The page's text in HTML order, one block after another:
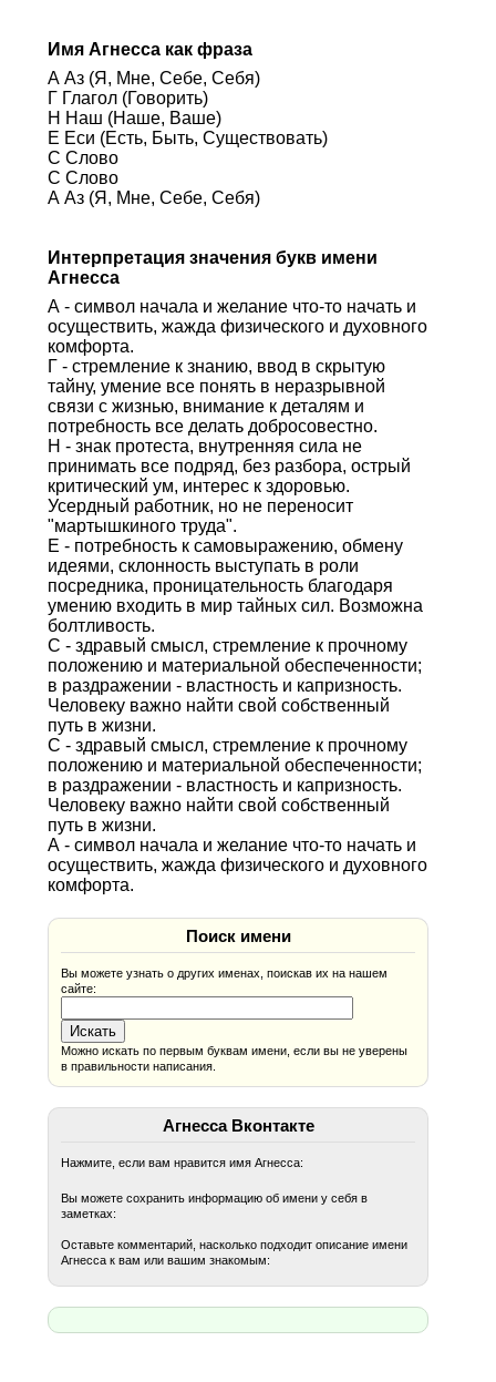
Имя Агнесса как фраза
А Аз (Я, Мне, Себе, Себя)
Г Глагол (Говорить)
Н Наш (Наше, Ваше)
Е Еси (Есть, Быть, Существовать)
С Слово
С Слово
А Аз (Я, Мне, Себе, Себя)
Интерпретация значения букв имени
Агнесса
А - символ начала и желание что-то начать и
осуществить, жажда физического и духовного
комфорта.
Г - стремление к знанию, ввод в скрытую
тайну, умение все понять в неразрывной
связи с жизнью, внимание к деталям и
потребность все делать добросовестно.
Н - знак протеста, внутренняя сила не
принимать все подряд, без разбора, острый
критический ум, интерес к здоровью.
Усердный работник, но не переносит
"мартышкиного труда".
Е - потребность к самовыражению, обмену
идеями, склонность выступать в роли
посредника, проницательность благодаря
умению входить в мир тайных сил. Возможна
болтливость.
С - здравый смысл, стремление к прочному
положению и материальной обеспеченности;
в раздражении - властность и капризность.
Человеку важно найти свой собственный
путь в жизни.
С - здравый смысл, стремление к прочному
положению и материальной обеспеченности;
в раздражении - властность и капризность.
Человеку важно найти свой собственный
путь в жизни.
А - символ начала и желание что-то начать и
осуществить, жажда физического и духовного
комфорта.
Поиск имени
Вы можете узнать о других именах, поискав их на нашем
сайте:
Можно искать по первым буквам имени, если вы не уверены
в правильности написания.
Агнесса Вконтакте
Нажмите, если вам нравится имя Агнесса:
Вы можете сохранить информацию об имени у себя в
заметках:
Оставьте комментарий, насколько подходит описание имени
Агнесса к вам или вашим знакомым: